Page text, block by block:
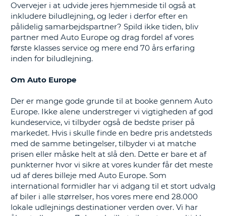
Overvejer i at udvide jeres hjemmeside til også at
inkludere biludlejning, og leder i derfor efter en
pålidelig samarbejdspartner? Spild ikke tiden, bliv
partner med Auto Europe og drag fordel af vores
første klasses service og mere end 70 års erfaring
inden for biludlejning.
Om Auto Europe
Der er mange gode grunde til at booke gennem Auto
Europe. Ikke alene understreger vi vigtigheden af god
kundeservice, vi tilbyder også de bedste priser på
markedet. Hvis i skulle finde en bedre pris andetsteds
med de samme betingelser, tilbyder vi at matche
prisen eller måske helt at slå den. Dette er bare et af
punkterner hvor vi sikre at vores kunder får det meste
ud af deres billeje med Auto Europe. Som
international formidler har vi adgang til et stort udvalg
af biler i alle størrelser, hos vores mere end 28.000
lokale udlejnings destinationer verden over. Vi har